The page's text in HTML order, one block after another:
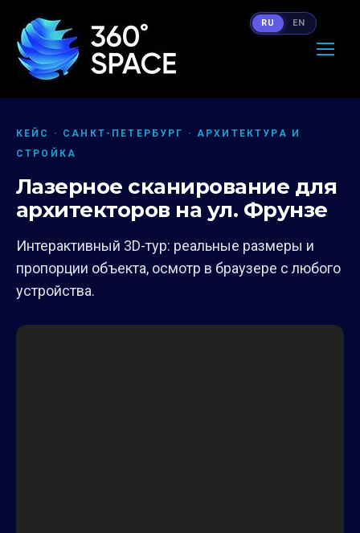
КЕЙС · САНКТ-ПЕТЕРБУРГ · АРХИТЕКТУРА И
СТРОЙКА
Лазерное сканирование для
архитекторов на ул. Фрунзе
Интерактивный 3D-тур: реальные размеры и
пропорции объекта, осмотр в браузере с любого
устройства.
RU EN